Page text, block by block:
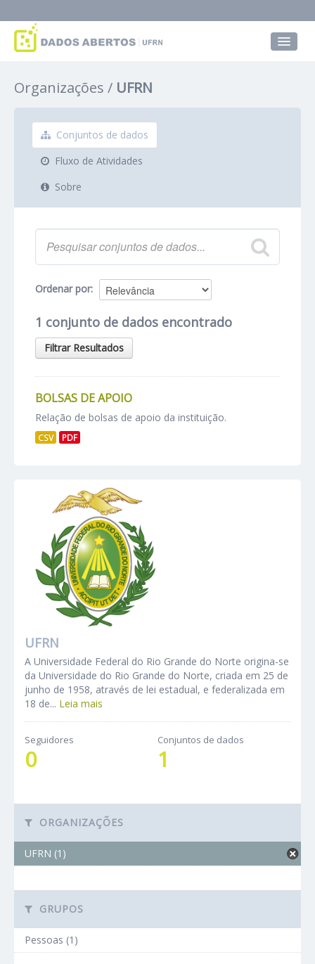
Grupos
Sobre
Organizações UFRN
Conjuntos de dados
Fluxo de Atividades
Sobre
Ordenar por
1 conjunto de dados encontrado
Filtrar Resultados
BOLSAS DE APOIO
Relação de bolsas de apoio da instituição.
CSV PDF
UFRN
A Universidade Federal do Rio Grande do Norte origina-se
da Universidade do Rio Grande do Norte, criada em 25 de
junho de 1958, através de lei estadual, e federalizada em
18 de... Leia mais
Seguidores
0
Conjuntos de dados
1
ORGANIZAÇÕES
UFRN (1)
GRUPOS
Pessoas (1)